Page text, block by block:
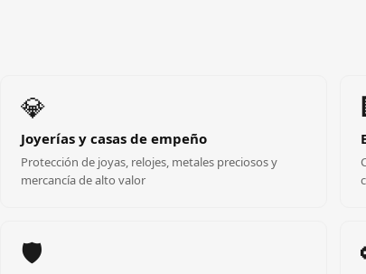
💎
Joyerías y casas de empeño
Protección de joyas, relojes, metales preciosos y
mercancía de alto valor
🛡️